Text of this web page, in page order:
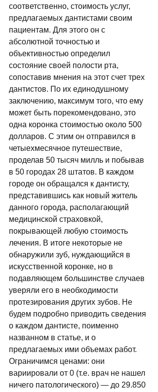
соответственно, стоимость услуг,
предлагаемых дантистами своим
пациентам. Для этого он с
абсолютной точностью и
объективностью определил
состояние своей полости рта,
сопоставив мнения на этот счет трех
дантистов. По их единодушному
заключению, максимум того, что ему
может быть порекомендовано, это
одна коронка стоимостью около 500
долларов. С этим он отправился в
четыехмесячное путешествие,
проделав 50 тысяч милль и побывав
в 50 городах 28 штатов. В каждом
городе он обращался к дантисту,
представившись как новый житель
данного города, располагающий
медицинской страховкой,
покрывающей любую стоимость
лечения. В итоге некоторые не
обнаружили зуб, нуждающийся в
искусственной коронке, но в
подавляющем большинстве случаев
уверяли его в необходимости
протезирования других зубов. Не
будем подробно приводить сведения
о каждом дантисте, поименно
названном в статье, и о
предлагаемых ими объемах работ.
Ограничимся ценами: они
вариировали от 0 (т.е. врач не нашел
ничего патологического) — до 29.850